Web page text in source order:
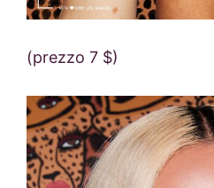
(prezzo 7 $)